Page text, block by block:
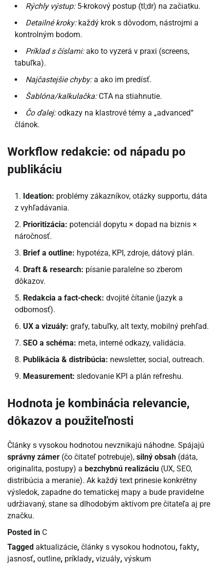
Rýchly výstup:5-krokový postup (tl;dr) na začiatku.
Detailné kroky:každý krok s dôvodom, nástrojmi a
kontrolným bodom.
Príklad s číslami:ako to vyzerá v praxi (screens,
tabuľka).
Najčastejšie chyby:a ako im predísť.
Šablóna/kalkulačka:CTA na stiahnutie.
Čo ďalej:odkazy na klastrové témy a „advanced“
článok.
Workflow redakcie: od nápadu po
publikáciu
Ideation: problémy zákazníkov, otázky supportu, dáta
z vyhľadávania.
Prioritizácia: potenciál dopytu × dopad na biznis ×
náročnosť.
Brief a outline: hypotéza, KPI, zdroje, dátový plán.
Draft & research: písanie paralelne so zberom
dôkazov.
Redakcia a fact-check: dvojité čítanie (jazyk a
odbornosť).
UX a vizuály: grafy, tabuľky, alt texty, mobilný prehľad.
SEO a schéma: meta, interné odkazy, validácia.
Publikácia & distribúcia: newsletter, social, outreach.
Measurement: sledovanie KPI a plán refreshu.
Hodnota je kombinácia relevancie,
dôkazov a použiteľnosti
Články s vysokou hodnotou nevznikajú náhodne. Spájajú
správny zámer (čo čitateľ potrebuje), silný obsah (dáta,
originalita, postupy) a bezchybnú realizáciu (UX, SEO,
distribúcia a meranie). Ak každý text prinesie konkrétny
výsledok, zapadne do tematickej mapy a bude pravidelne
udržiavaný, stane sa dlhodobým aktívom pre čitateľa aj pre
značku.
Posted in C
Tagged aktualizácie, články s vysokou hodnotou, fakty,
jasnosť, outline, príklady, vizuály, výskum